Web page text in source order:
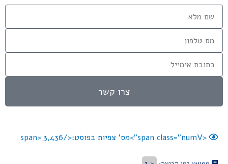
<span class="numV">מס' צפיות בפוסט:</span> 3,436
צרו קשר